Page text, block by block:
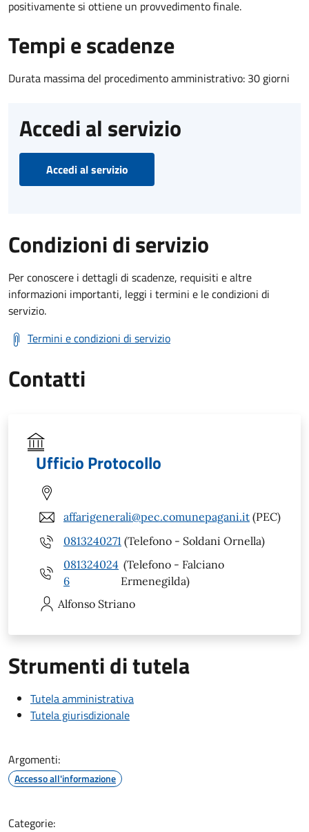
positivamente si ottiene un provvedimento finale.
Tempi e scadenze
Durata massima del procedimento amministrativo: 30 giorni
Accedi al servizio
Accedi al servizio
Condizioni di servizio
Per conoscere i dettagli di scadenze, requisiti e altre
informazioni importanti, leggi i termini e le condizioni di
servizio.
Termini e condizioni di servizio
Contatti
Ufficio Protocollo
affarigenerali@pec.comunepagani.it (PEC)
0813240271 (Telefono - Soldani Ornella)
081324024
6
(Telefono - Falciano
Ermenegilda)
Alfonso Striano
Strumenti di tutela
Tutela amministrativa
Tutela giurisdizionale
Argomenti:
Accesso all'informazione
Categorie: